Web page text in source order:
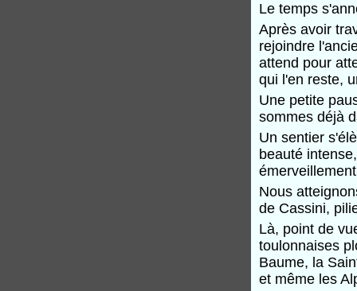
Le temps
Après avoir
rejoindre
attend pour
qui l'en reste,
Une petite
sommes déjà
Un sentier
beauté
Nous
de Cassini,
Là, point de
toulonnaises
Baume, la
et même les